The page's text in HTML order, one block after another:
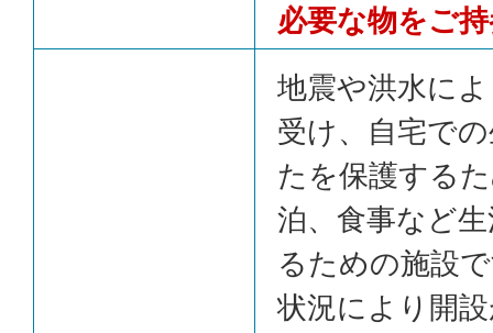
必要な物をご
地震や洪水に
受け、自宅で
たを保護する
泊、食事など
るための施設
状況により開